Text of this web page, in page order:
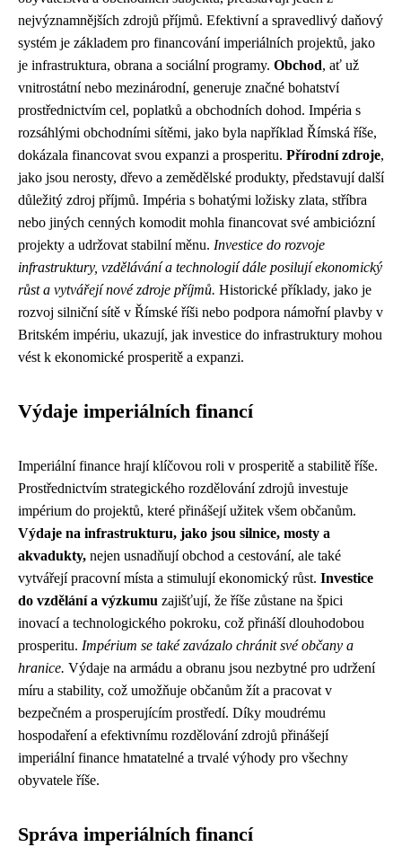
nejvýznamnějších zdrojů příjmů. Efektivní a spravedlivý daňový
systém je základem pro financování imperiálních projektů, jako
je infrastruktura, obrana a sociální programy. Obchod, ať už
vnitrostátní nebo mezinárodní, generuje značné bohatství
prostřednictvím cel, poplatků a obchodních dohod. Impéria s
rozsáhlými obchodními sítěmi, jako byla například Římská říše,
dokázala financovat svou expanzi a prosperitu. Přírodní zdroje,
jako jsou nerosty, dřevo a zemědělské produkty, představují další
důležitý zdroj příjmů. Impéria s bohatými ložisky zlata, stříbra
nebo jiných cenných komodit mohla financovat své ambiciózní
projekty a udržovat stabilní měnu. Investice do rozvoje
infrastruktury, vzdělávání a technologií dále posilují ekonomický
růst a vytvářejí nové zdroje příjmů. Historické příklady, jako je
rozvoj silniční sítě v Římské říši nebo podpora námořní plavby v
Britském impériu, ukazují, jak investice do infrastruktury mohou
vést k ekonomické prosperitě a expanzi.
Výdaje imperiálních financí
Imperiální finance hrají klíčovou roli v prosperitě a stabilitě říše.
Prostřednictvím strategického rozdělování zdrojů investuje
impérium do projektů, které přinášejí užitek všem občanům.
Výdaje na infrastrukturu, jako jsou silnice, mosty a
akvadukty, nejen usnadňují obchod a cestování, ale také
vytvářejí pracovní místa a stimulují ekonomický růst. Investice
do vzdělání a výzkumu zajišťují, že říše zůstane na špici
inovací a technologického pokroku, což přináší dlouhodobou
prosperitu. Impérium se také zavázalo chránit své občany a
hranice. Výdaje na armádu a obranu jsou nezbytné pro udržení
míru a stability, což umožňuje občanům žít a pracovat v
bezpečném a prosperujícím prostředí. Díky moudrému
hospodaření a efektivnímu rozdělování zdrojů přinášejí
imperiální finance hmatatelné a trvalé výhody pro všechny
obyvatele říše.
Správa imperiálních financí